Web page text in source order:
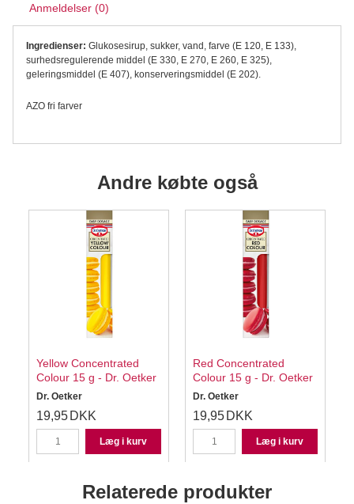
Anmeldelser (0)
Ingredienser: Glukosesirup, sukker, vand, farve (E 120, E 133),
surhedsregulerende middel (E 330, E 270, E 260, E 325),
geleringsmiddel (E 407), konserveringsmiddel (E 202).
AZO fri farver
Andre købte også
Yellow Concentrated
Colour 15 g - Dr. Oetker
Dr. Oetker
19,95 DKK
Læg i kurv
Red Concentrated
Colour 15 g - Dr. Oetker
Dr. Oetker
19,95 DKK
Læg i kurv
Relaterede produkter